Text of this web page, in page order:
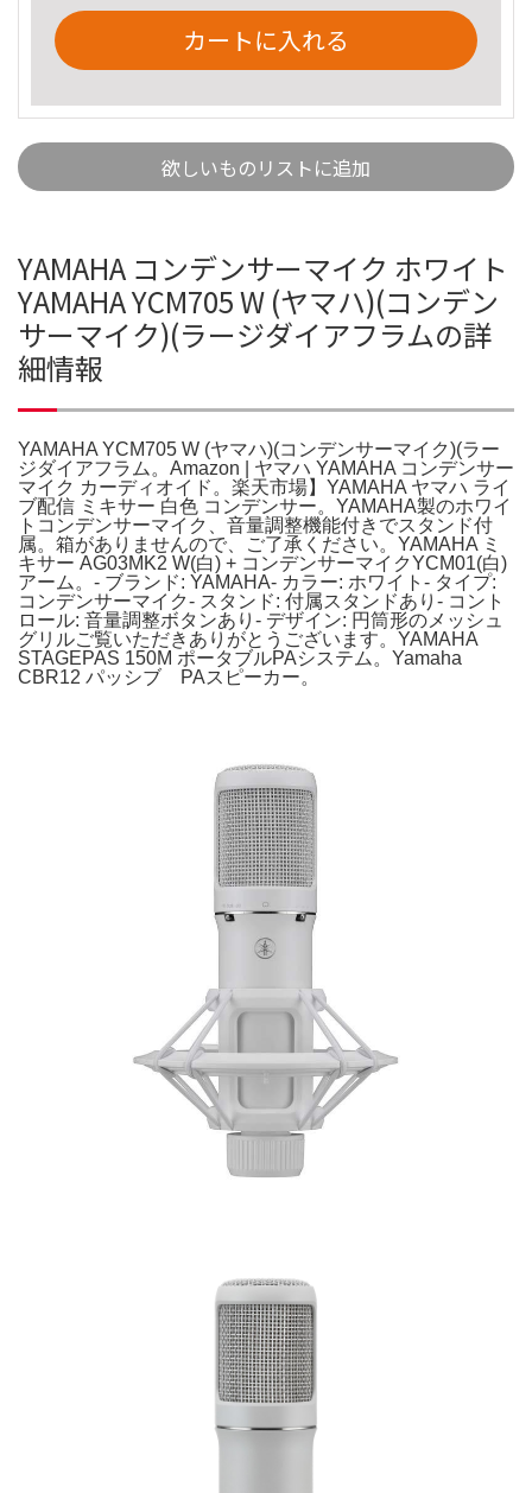
カートに入れる
欲しいものリストに追加
YAMAHA コンデンサーマイク ホワイト
YAMAHA YCM705 W (ヤマハ)(コンデン
サーマイク)(ラージダイアフラムの詳
細情報
YAMAHA YCM705 W (ヤマハ)(コンデンサーマイク)(ラー
ジダイアフラム。Amazon | ヤマハ YAMAHA コンデンサー
マイク カーディオイド。楽天市場】YAMAHA ヤマハ ライ
ブ配信 ミキサー 白色 コンデンサー。YAMAHA製のホワイ
トコンデンサーマイク、音量調整機能付きでスタンド付
属。箱がありませんので、ご了承ください。YAMAHA ミ
キサー AG03MK2 W(白) + コンデンサーマイクYCM01(白)
アーム。- ブランド: YAMAHA- カラー: ホワイト- タイプ:
コンデンサーマイク- スタンド: 付属スタンドあり- コント
ロール: 音量調整ボタンあり- デザイン: 円筒形のメッシュ
グリルご覧いただきありがとうございます。YAMAHA
STAGEPAS 150M ポータブルPAシステム。Yamaha
CBR12 パッシブ PAスピーカー。